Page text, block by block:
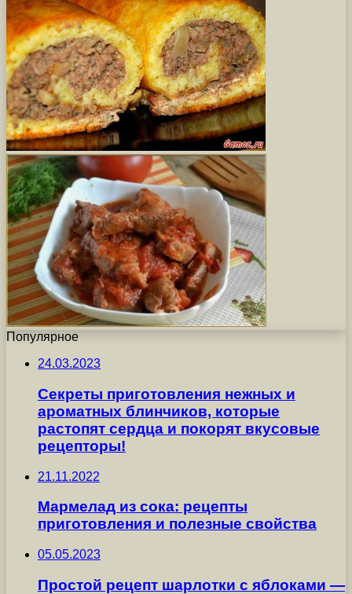
Популярное
24.03.2023
Секреты приготовления нежных и
ароматных блинчиков, которые
растопят сердца и покорят вкусовые
рецепторы!
21.11.2022
Мармелад из сока: рецепты
приготовления и полезные свойства
05.05.2023
Простой рецепт шарлотки с яблоками —